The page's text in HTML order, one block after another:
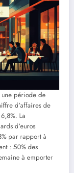
une période de
d’affaires de
La
d’euros
par rapport à
: 50% des
à emporter